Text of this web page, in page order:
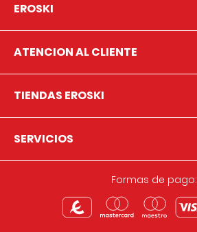
EROSKI
ATENCION AL CLIENTE
TIENDAS EROSKI
SERVICIOS
Formas de pago: